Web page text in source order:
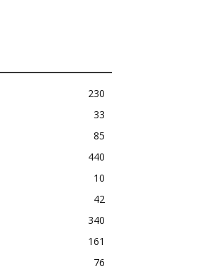
230
33
85
440
10
42
340
161
76